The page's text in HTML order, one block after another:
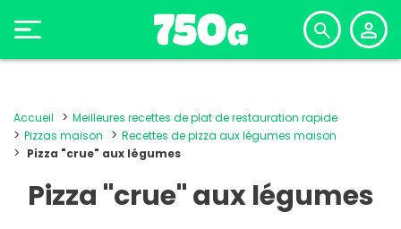
Accueil
Meilleures recettes de plat de restauration rapide
Pizzas maison
Recettes de pizza aux légumes maison
Pizza "crue" aux légumes
Pizza "crue" aux légumes